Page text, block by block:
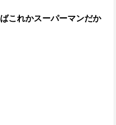
これかスーパーマンだか